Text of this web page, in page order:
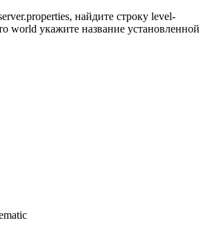
найдите строку level-
world укажите название установленной